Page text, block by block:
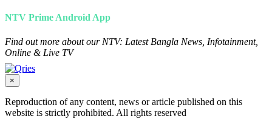
NTV Prime Android App
Find out more about our NTV: Latest Bangla News, Infotainment,
Online & Live TV
×
Reproduction of any content, news or article published on this
website is strictly prohibited. All rights reserved